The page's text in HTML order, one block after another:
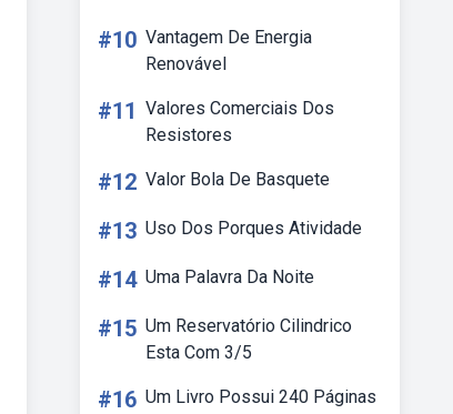
#10 Vantagem De Energia
Renovável
#11 Valores Comerciais Dos
Resistores
#12 Valor Bola De Basquete
#13 Uso Dos Porques Atividade
#14 Uma Palavra Da Noite
#15 Um Reservatório Cilindrico
Esta Com 3/5
#16 Um Livro Possui 240 Páginas